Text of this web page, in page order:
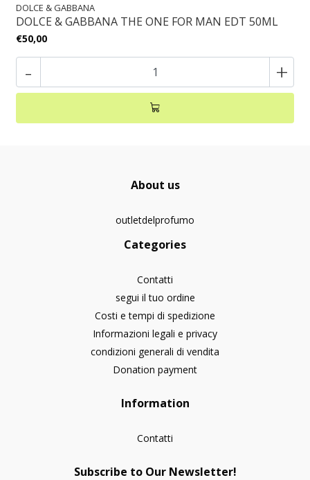
DOLCE & GABBANA
DOLCE & GABBANA THE ONE FOR MAN EDT 50ML
€50,00
- +
About us
outletdelprofumo
Categories
Contatti
segui il tuo ordine
Costi e tempi di spedizione
Informazioni legali e privacy
condizioni generali di vendita
Donation payment
Information
Contatti
Subscribe to Our Newsletter!